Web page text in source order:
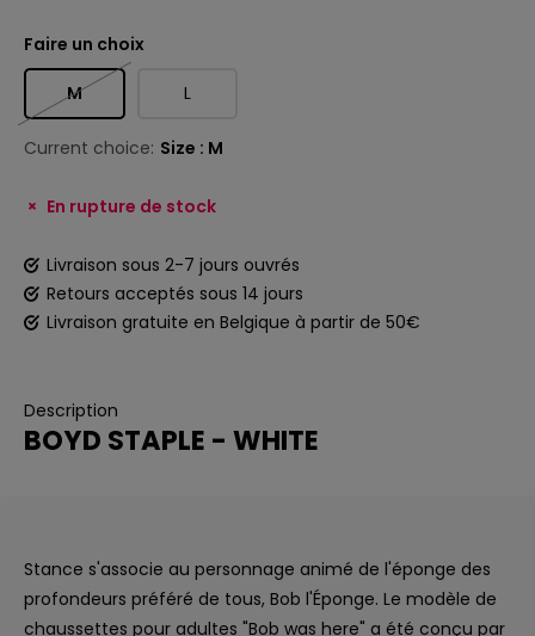
Faire un choix
M L
Current choice: Size : M
En rupture de stock
Livraison sous 2-7 jours ouvrés
Retours acceptés sous 14 jours
Livraison gratuite en Belgique à partir de 50€
Description
BOYD STAPLE - WHITE
Stance s'associe au personnage animé de l'éponge des
profondeurs préféré de tous, Bob l'Éponge. Le modèle de
chaussettes pour adultes "Bob was here" a été conçu par